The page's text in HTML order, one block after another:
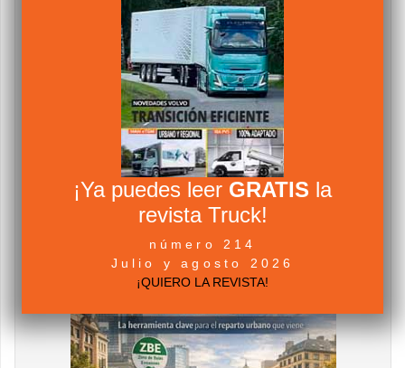
¡Ya puedes leer GRATIS la
revista Truck!
número 214
Julio y agosto 2026
¡QUIERO LA REVISTA!